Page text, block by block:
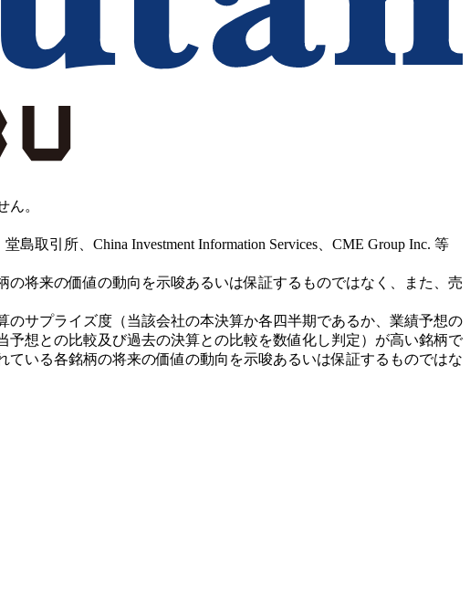
。
取引所、China Investment Information Services、CME Group Inc. 等
将来の価値の動向を示唆あるいは保証するものではなく、また、売
サプライズ度（当該会社の本決算か各四半期であるか、業績予想の
想との比較及び過去の決算との比較を数値化し判定）が高い銘柄で
いる各銘柄の将来の価値の動向を示唆あるいは保証するものではな